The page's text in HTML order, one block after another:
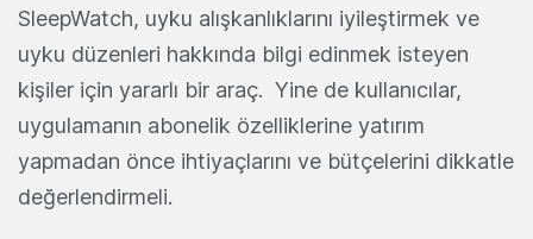
SleepWatch, uyku alışkanlıklarını iyileştirmek ve
uyku düzenleri hakkında bilgi edinmek isteyen
kişiler için yararlı bir araç. Yine de kullanıcılar,
uygulamanın abonelik özelliklerine yatırım
yapmadan önce ihtiyaçlarını ve bütçelerini dikkatle
değerlendirmeli.